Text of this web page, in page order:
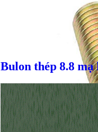
Bulon thép 8.8